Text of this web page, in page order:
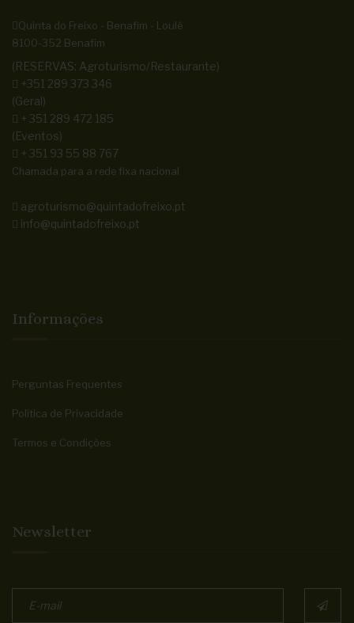
Quinta do Freixo - Benafim - Loulé
8100-352 Benafim
(RESERVAS: Agroturismo/Restaurante)
+351 289 373 346
(Geral)
+ 351 289 472 185
(Eventos)
+ 351 93 55 88 767
Chamada para a rede fixa nacional
agroturismo@quintadofreixo.pt
info@quintadofreixo.pt
Informações
Perguntas Frequentes
Política de Privacidade
Termos e Condições
Newsletter